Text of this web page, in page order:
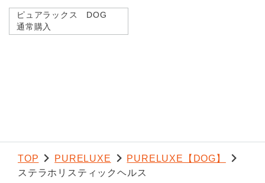
ピュアラックス DOG
通常購入
TOP PURELUXE
PURELUXE【DOG】
ステラホリスティックヘルス